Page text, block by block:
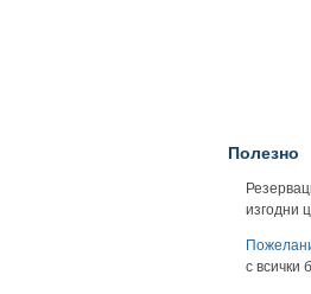
Полезно
изгодни
с всички